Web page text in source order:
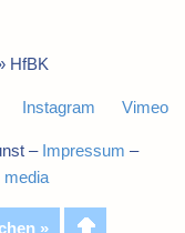
HfBK
Instagram Vimeo
– Impressum –
media